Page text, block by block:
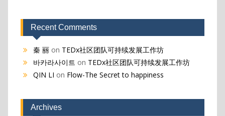
Recent Comments
秦 丽on TEDx社区团队可持续发展工作坊
바카라사이트 on TEDx社区团队可持续发展工作坊
QIN LI on Flow-The Secret to happiness
Archives